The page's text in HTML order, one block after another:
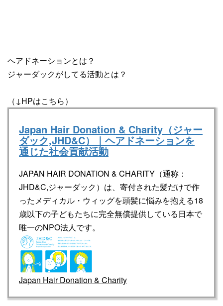
ヘアドネーションとは？
ジャーダックがしてる活動とは？
（↓HPはこちら）
Japan Hair Donation & Charity（ジャー
ダック,JHD&C）｜ヘアドネーションを
通じた社会貢献活動
JAPAN HAIR DONATION & CHARITY（通称：
JHD&C,ジャーダック）は、寄付された髪だけで作
ったメディカル・ウィッグを頭髪に悩みを抱える18
歳以下の子どもたちに完全無償提供している日本で
唯一のNPO法人です。
Japan Hair Donation & Charity